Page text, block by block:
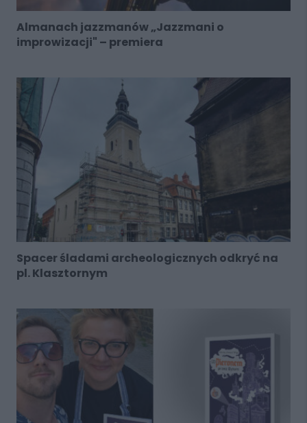
Almanach jazzmanów „Jazzmani o
improwizacji" – premiera
Spacer śladami archeologicznych odkryć na
pl. Klasztornym